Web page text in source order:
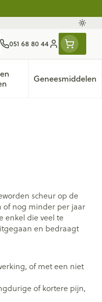
051 68 80 44
Klant menu
en EHBO categorie
submenu voor Dieren
Geneesmiddelen
Toon
scheur op de
of nog minder per jaar
enkel die veel te
en bedraagt
of met een niet
of kortere pijn,